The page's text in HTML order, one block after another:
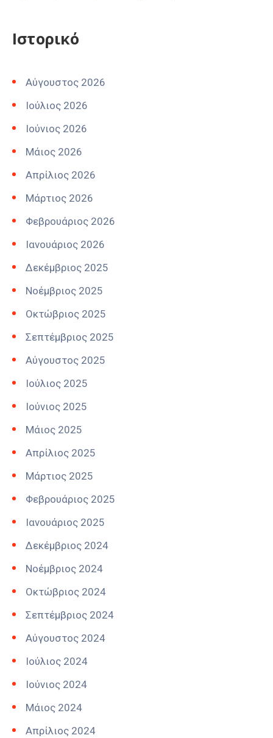
Ιστορικό
Αύγουστος 2026
Ιούλιος 2026
Ιούνιος 2026
Μάιος 2026
Απρίλιος 2026
Μάρτιος 2026
Φεβρουάριος 2026
Ιανουάριος 2026
Δεκέμβριος 2025
Νοέμβριος 2025
Οκτώβριος 2025
Σεπτέμβριος 2025
Αύγουστος 2025
Ιούλιος 2025
Ιούνιος 2025
Μάιος 2025
Απρίλιος 2025
Μάρτιος 2025
Φεβρουάριος 2025
Ιανουάριος 2025
Δεκέμβριος 2024
Νοέμβριος 2024
Οκτώβριος 2024
Σεπτέμβριος 2024
Αύγουστος 2024
Ιούλιος 2024
Ιούνιος 2024
Μάιος 2024
Απρίλιος 2024